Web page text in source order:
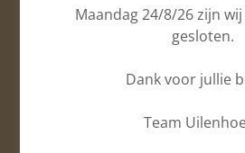
Maandag 24/8/26 zijn
gesloten.
Dank voor jullie
Team